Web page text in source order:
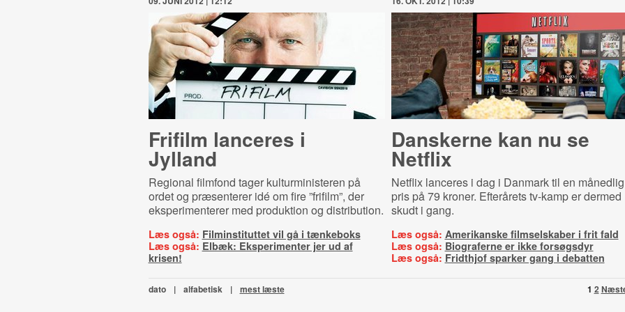
Frifilm lanceres i
Jylland
Regional filmfond tager kulturministeren på
ordet og præsenterer idé om fire ”frifilm”, der
eksperimenterer med produktion og distribution.
Læs også: Filminstituttet vil gå i tænkeboks
Læs også: Elbæk: Eksperimenter jer ud af
krisen!
Danskerne kan nu se
Netflix
Netflix lanceres i dag i Danmark til en månedlig
pris på 79 kroner. Efterårets tv-kamp er dermed
skudt i gang.
Læs også: Amerikanske filmselskaber i frit fald
Læs også: Biograferne er ikke forsøgsdyr
Læs også: Fridthjof sparker gang i debatten
1 2
dato | alfabetisk | mest læste